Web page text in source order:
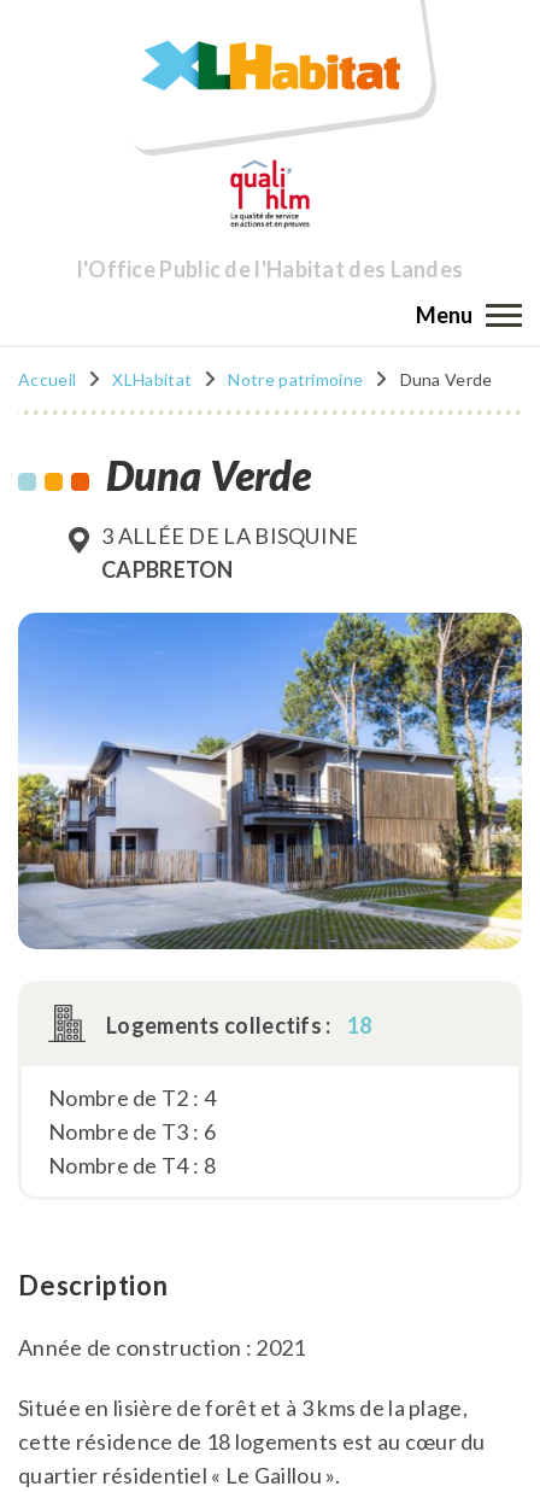
l'Office Public de l'Habitat des Landes
Menu
Accueil XLHabitat Notre patrimoine Duna Verde
Duna Verde
3 ALLÉE DE LA BISQUINE
CAPBRETON
Logements collectifs : 18
Nombre de T2 : 4
Nombre de T3 : 6
Nombre de T4 : 8
Description
Année de construction : 2021
Située en lisière de forêt et à 3 kms de la plage,
cette résidence de 18 logements est au cœur du
quartier résidentiel « Le Gaillou ».